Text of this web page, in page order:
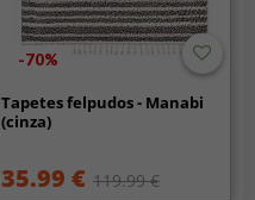
-70%
Tapetes felpudos - Manabi
(cinza)
35.99 € 119.99 €